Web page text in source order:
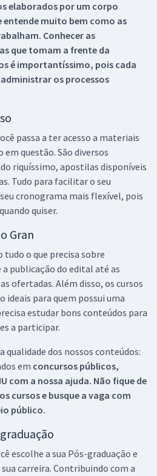
elaborados por um corpo
entende muito bem como as
Conhecer as
que tomam a frente da
é importantíssimo, pois cada
os processos
passa a ter acesso a materiais
em questão. São diversos
riquíssimo, apostilas disponíveis
Tudo para facilitar o seu
cronograma mais flexível, pois
quiser.
Gran
tudo o que precisa sobre
publicação do edital até as
ofertadas. Além disso, os cursos
ideais para quem possui uma
estudar bons conteúdos para
a participar.
qualidade dos nossos conteúdos:
em concursos públicos,
com a nossa ajuda. Não fique de
cursos e busque a vaga com
público.
escolhe a sua Pós-graduação e
carreira. Contribuindo com a